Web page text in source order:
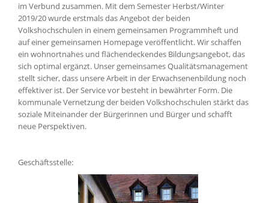
im Verbund zusammen. Mit dem Semester Herbst/Winter
2019/20 wurde erstmals das Angebot der beiden
Volkshochschulen in einem gemeinsamen Programmheft und
auf einer gemeinsamen Homepage veröffentlicht. Wir schaffen
ein wohnortnahes und flächendeckendes Bildungsangebot, das
sich optimal ergänzt. Unser gemeinsames Qualitätsmanagement
stellt sicher, dass unsere Arbeit in der Erwachsenenbildung noch
effektiver ist. Der Service vor besteht in bewährter Form. Die
kommunale Vernetzung der beiden Volkshochschulen stärkt das
soziale Miteinander der Bürgerinnen und Bürger und schafft
neue Perspektiven.
Geschäftsstelle: